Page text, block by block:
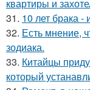
квартиры и
31. 10 лет брака -
32. Есть мнение,
зодиака.
33. Китайцы
который